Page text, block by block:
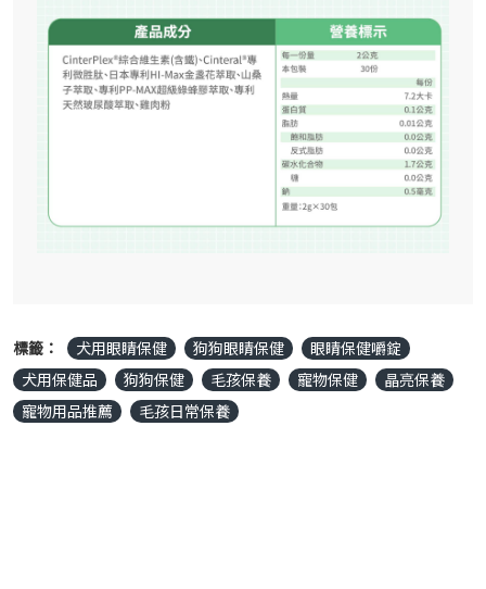
標籤： 犬用眼睛保健 狗狗眼睛保健
眼睛保健嚼錠
犬用保健品
狗狗保健 毛孩保養 寵物保健
晶亮保養
寵物用品推薦
毛孩日常保養